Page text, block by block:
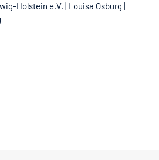
Holstein e.V. | Louisa Osburg |